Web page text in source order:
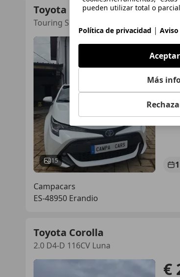
Toyota Corolla
Touring Sports 125H Business Plus
15
€
Campacars
ES-48950 Erandio
Toyota Corolla
2.0 D4-D 116CV Luna
€
pueden utilizar total o
Política de privacidad |
Más